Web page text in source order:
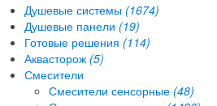
Душевые системы (1674)
Душевые панели (19)
Готовые решения (114)
Аквасторож (5)
Смесители
Смесители сенсорные (48)